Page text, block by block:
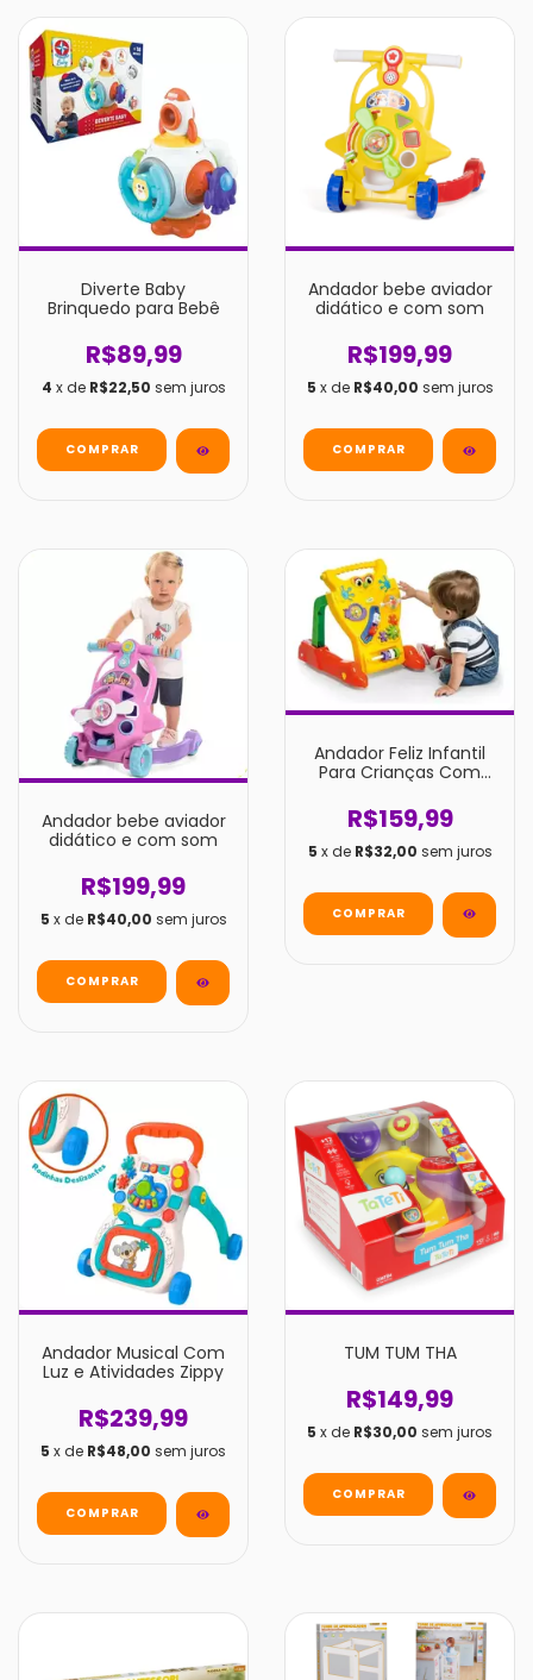
Diverte Baby
Brinquedo para Bebê
R$89,99
4 x de R$22,50 sem juros
Andador bebe aviador
didático e com som
R$199,99
5 x de R$40,00 sem juros
Andador bebe aviador
didático e com som
R$199,99
5 x de R$40,00 sem juros
Andador Feliz Infantil
Para Crianças Com
Empurrar Didático
R$159,99
5 x de R$32,00 sem juros
Andador Musical Com
Luz e Atividades Zippy
R$239,99
5 x de R$48,00 sem juros
TUM TUM THA
R$149,99
5 x de R$30,00 sem juros